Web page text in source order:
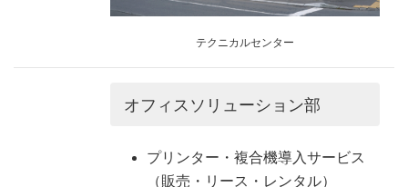
テクニカルセンター
オフィスソリューション部
プリンター・複合機導入サービス
（販売・リース・レンタル）